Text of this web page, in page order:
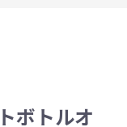
ボトルオ